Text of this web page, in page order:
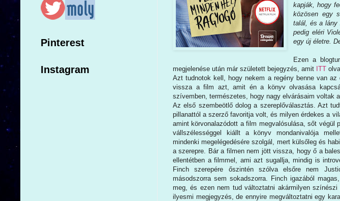
kapják, hogy
közösen egy
talál, és a lány
pedig eléri
egy új életre.
Ezen a
megjelenése után már született bejegyzés, amit ITT
Azt tudnotok kell, hogy nekem a regény benne van
vissza a film azt, amit én a könyv olvasása
szívemben, természetes, hogy nagy elvárásaim voltak
Az első szembeötlő dolog a szereplőválasztás. Azt
pillanattól a szerző favoritja volt, és milyen érdekes a
amint körvonalazódott a film megvalósulása, sőt végül
vállszélességgel kiállt a könyv mondanivalója
mindenki megelégedésére szolgál, mert külsőleg és
a szerepre. Bár a filmen nem jött vissza, hogy ő a
ellentétben a filmmel, ami azt sugallja, mindig is
Finch szerepére őszintén szólva elsőre nem
másodszorra sem sokadszorra. Finch igazából
meg, és ezen nem tud változtatni akármilyen
ilyesmi megjegyzés, de ennyire megváltoztatni egy
Pinterest
Instagram